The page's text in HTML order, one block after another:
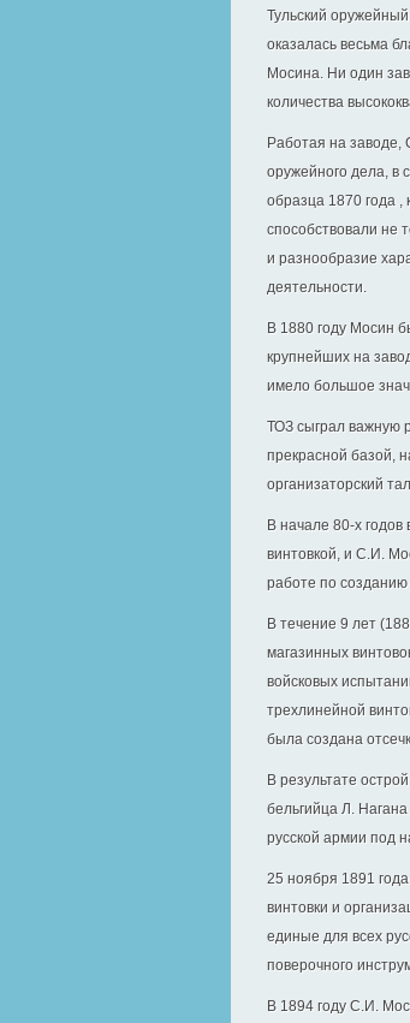
Тульский
оказалась весьма
Мосина. Ни один
количества
Работая на заводе,
оружейного дела, в
образца 1870 года ,
способствовали не
и разнообразие
деятельности.
В 1880 году Мосин
крупнейших на
имело большое
ТОЗ сыграл важную
прекрасной базой,
организаторский
В начале 80-х
винтовкой, и С.И.
работе по
В течение 9 лет
магазинных
войсковых
трехлинейной
была создана
В результате
бельгийца Л.
русской армии под
25 ноября 1891
винтовки и
единые для всех
поверочного
В 1894 году С.И.